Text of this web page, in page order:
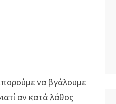
να βγάλουμε
αν κατά λάθος